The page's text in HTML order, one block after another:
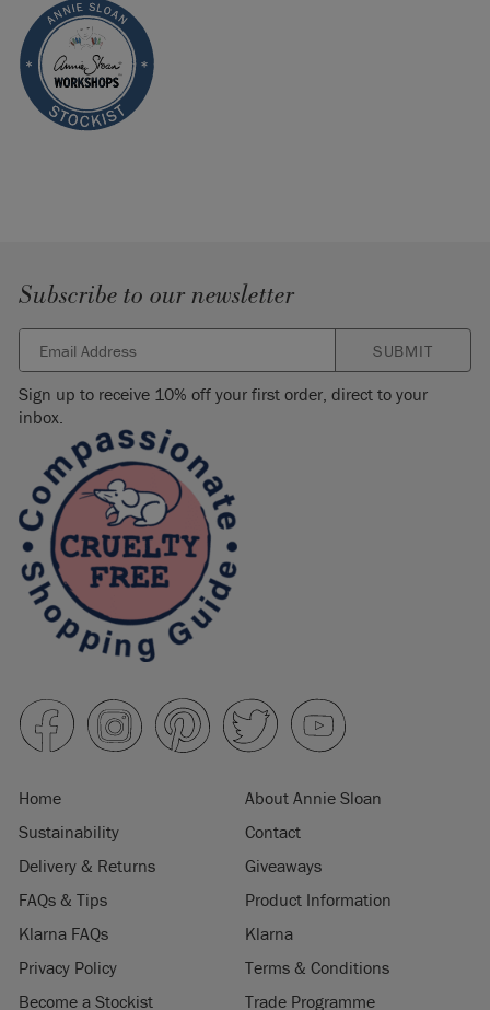
Subscribe to our newsletter
SUBMIT
Sign up to receive 10% off your first order, direct to your
inbox.
Home
About Annie Sloan
Sustainability
Contact
Delivery & Returns
Giveaways
FAQs & Tips
Product Information
Klarna FAQs
Klarna
Privacy Policy
Terms & Conditions
Become a Stockist
Trade Programme